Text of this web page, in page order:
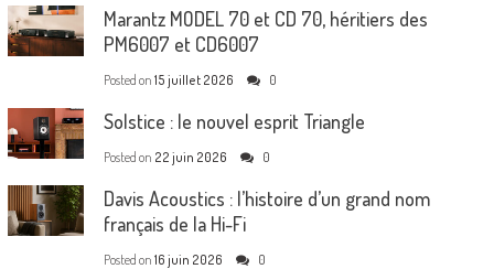
Marantz MODEL 70 et CD 70, héritiers des
PM6007 et CD6007
Posted on 15 juillet 2026 0
Solstice : le nouvel esprit Triangle
Posted on 22 juin 2026 0
Davis Acoustics : l’histoire d’un grand nom
français de la Hi-Fi
Posted on 16 juin 2026 0